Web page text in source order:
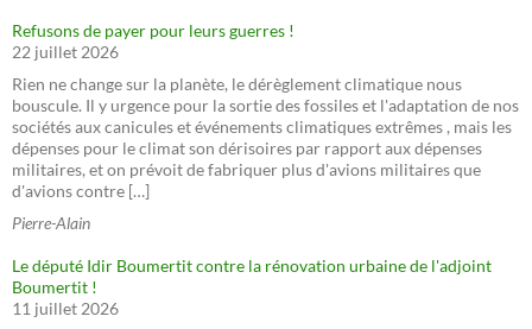
Refusons de payer pour leurs guerres !
22 juillet 2026
Rien ne change sur la planète, le dérèglement climatique nous
bouscule. Il y urgence pour la sortie des fossiles et l'adaptation de nos
sociétés aux canicules et événements climatiques extrêmes , mais les
dépenses pour le climat son dérisoires par rapport aux dépenses
militaires, et on prévoit de fabriquer plus d'avions militaires que
d'avions contre […]
Pierre-Alain
Le député Idir Boumertit contre la rénovation urbaine de l'adjoint
Boumertit !
11 juillet 2026